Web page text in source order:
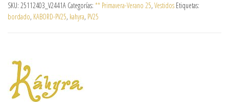
SKU: 25112403_V2441A Categorías: ** Primavera-Verano 25, Vestidos Etiquetas:
bordado, KABORD-PV25, kahyra, PV25